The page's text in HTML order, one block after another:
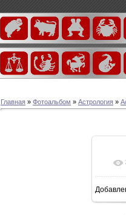
Главная » Фотоальбом » Астрология »